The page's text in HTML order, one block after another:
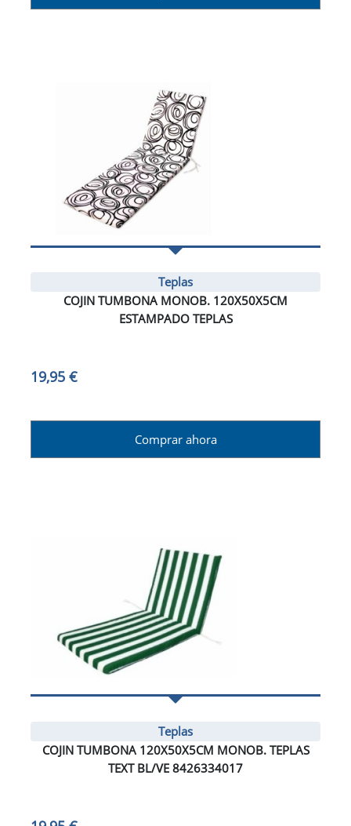
Teplas
COJIN TUMBONA MONOB. 120X50X5CM
ESTAMPADO TEPLAS
19,95 €
Comprar ahora
Teplas
COJIN TUMBONA 120X50X5CM MONOB. TEPLAS
TEXT BL/VE 8426334017